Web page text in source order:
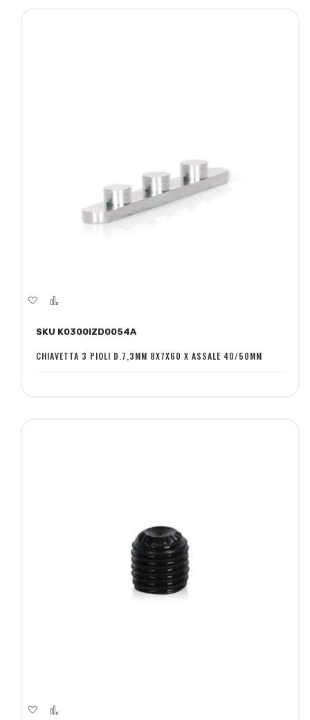
Aggiungi
lista
desideri
confronto
SKU K0300IZD0054A
CHIAVETTA 3 PIOLI D.7,3MM 8X7X60 X ASSALE 40/50MM
Aggiungi